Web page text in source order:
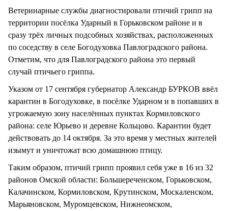
Ветеринарные службы диагностировали птичий грипп на
территории посёлка Ударный в Горьковском районе и в
сразу трёх личных подсобных хозяйствах, расположенных
по соседству в селе Богодуховка Павлоградского района.
Отметим, что для Павлоградского района это первый
случай птичьего гриппа.
Указом от 17 сентября губернатор Александр БУРКОВ ввёл
карантин в Богодуховке, в посёлке Ударном и в попавших в
угрожаемую зону населённых пунктах Кормиловского
района: селе Юрьево и деревне Кольцово. Карантин будет
действовать до 14 октября. За это время у местных жителей
изымут и уничтожат всю домашнюю птицу.
Таким образом, птичий грипп проявил себя уже в 16 из 32
районов Омской области: Большереченском, Горьковском,
Калачинском, Кормиловском, Крутинском, Москаленском,
Марьяновском, Муромцевском, Нижнеомском,